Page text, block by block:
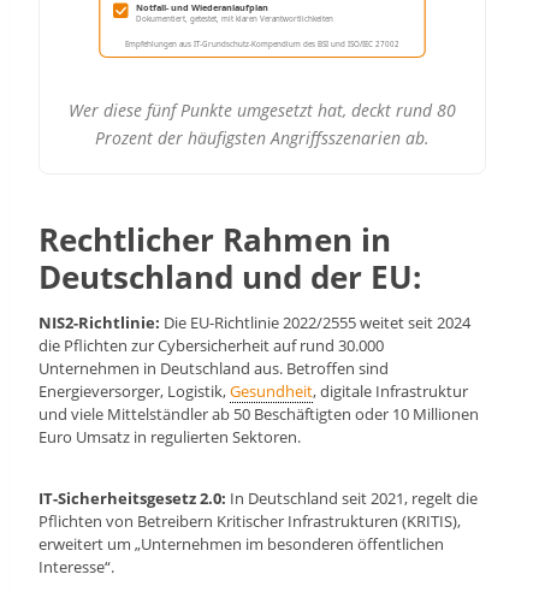
Notfall- und Wiederanlaufplan
Dokumentiert, getestet, mit klaren Verantwortlichkeiten
Empfehlungen aus IT-Grundschutz-Kompendium des BSI und ISO/IEC 27002
Wer diese fünf Punkte umgesetzt hat, deckt rund 80
Prozent der häufigsten Angriffsszenarien ab.
Rechtlicher Rahmen in
Deutschland und der EU:
NIS2-Richtlinie: Die EU-Richtlinie 2022/2555 weitet seit 2024
die Pflichten zur Cybersicherheit auf rund 30.000
Unternehmen in Deutschland aus. Betroffen sind
Energieversorger, Logistik,Gesundheit, digitale Infrastruktur
und viele Mittelständler ab 50 Beschäftigten oder 10 Millionen
Euro Umsatz in regulierten Sektoren.
IT-Sicherheitsgesetz 2.0: In Deutschland seit 2021, regelt die
Pflichten von Betreibern Kritischer Infrastrukturen (KRITIS),
erweitert um „Unternehmen im besonderen öffentlichen
Interesse“.